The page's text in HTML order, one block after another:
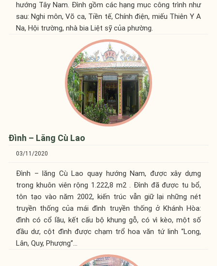
hướng Tây Nam. Đình gồm các hạng mục công trình như
sau: Nghi môn, Võ ca, Tiền tế, Chính điện, miếu Thiên Y A
Na, Hội trường, nhà bia Liệt sỹ của phường.
Đình – Lăng Cù Lao
03/11/2020
Đình – lăng Cù Lao quay hướng Nam, được xây dựng
trong khuôn viên rộng 1.222,8 m2 . Đình đã được tu bổ,
tôn tạo vào năm 2002, kiến trúc vẫn giữ lại những nét
truyền thống của mái đình truyền thống ở Khánh Hòa:
đình có cổ lầu, kết cấu bộ khung gỗ, có vì kèo, một số
đầu dư, cột đình được chạm trổ hoa văn tứ linh “Long,
Lân, Quy, Phượng”…